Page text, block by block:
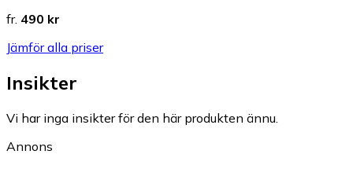
fr. 490 kr
Jämför alla priser
Insikter
Vi har inga insikter för den här produkten ännu.
Annons